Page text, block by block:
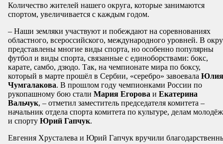
Количество жителей нашего округа, которые занимаются
спортом, увеличивается с каждым годом.
– Наши земляки участвуют и побеждают на соревнованиях
областного, всероссийского, международного уровней. В
представлены многие виды спорта, но особенно популярны
футбол и виды спорта, связанные с единоборствами: бокс,
карате, самбо, дзюдо. Так, на чемпионате мира по боксу,
который в марте прошёл в Сербии, «серебро» завоевала Юлия
Чумгалакова. В прошлом году чемпионками России по
рукопашному бою стали Мария Егорова и Екатерина
Вальчук, – отметил заместитель председателя комитета –
начальник отдела спорта комитета по культуре, делам
и спорту Юрий Гапчук.
Евгения Хрусталева и Юрий Гапчук вручили